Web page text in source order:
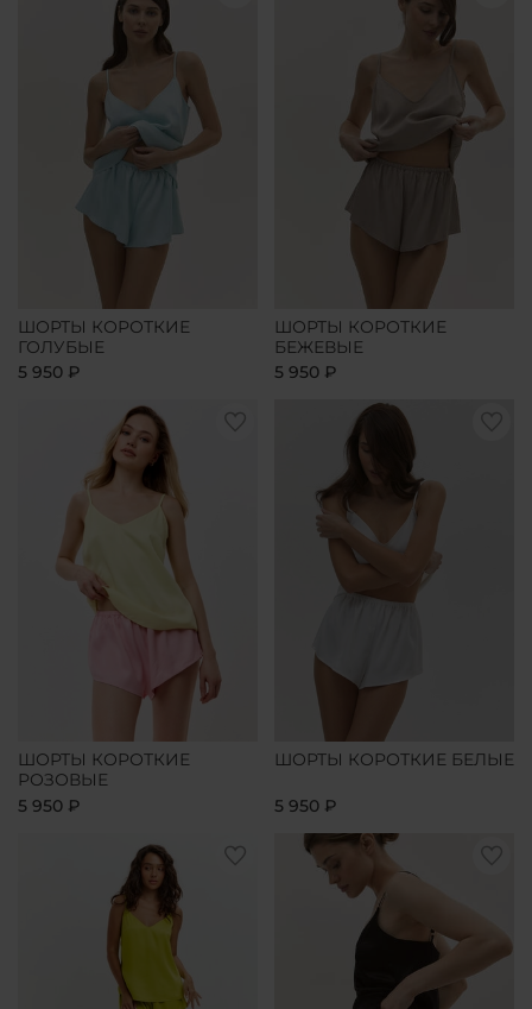
ШОРТЫ КОРОТКИЕ
ГОЛУБЫЕ
5 950 ₽
ШОРТЫ КОРОТКИЕ
БЕЖЕВЫЕ
5 950 ₽
ШОРТЫ КОРОТКИЕ
РОЗОВЫЕ
5 950 ₽
ШОРТЫ КОРОТКИЕ БЕЛЫЕ
5 950 ₽